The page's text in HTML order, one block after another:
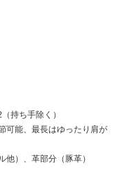
持ち手除く）
能、最長はゆったり肩が
）、革部分（豚革）